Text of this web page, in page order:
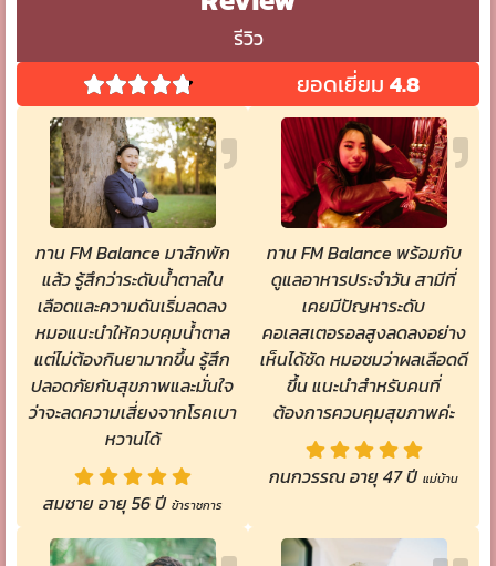
รีวิว
ยอดเยี่ยม 4.8
ทาน FM Balance มาสักพัก
แล้ว รู้สึกว่าระดับน้ำตาลใน
เลือดและความดันเริ่มลดลง
หมอแนะนำให้ควบคุมน้ำตาล
แต่ไม่ต้องกินยามากขึ้น รู้สึก
ปลอดภัยกับสุขภาพและมั่นใจ
ว่าจะลดความเสี่ยงจากโรคเบา
หวานได้
สมชาย อายุ 56 ปี ข้าราชการ
ทาน FM Balance พร้อมกับ
ดูแลอาหารประจำวัน สามีที่
เคยมีปัญหาระดับ
คอเลสเตอรอลสูงลดลงอย่าง
เห็นได้ชัด หมอชมว่าผลเลือดดี
ขึ้น แนะนำสำหรับคนที่
ต้องการควบคุมสุขภาพค่ะ
กนกวรรณ อายุ 47 ปี แม่บ้าน